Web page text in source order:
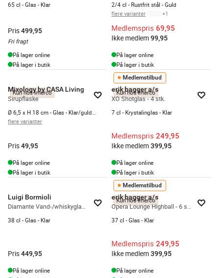
65 cl - Glas - Klar
Pris499,95
Fri fragt
På lager online
På lager i butik
2/4 cl - Rustfrit stål - Guld
flere varianter +1
Medlemspris 69,95
Ikke medlem 99,95
På lager online
På lager i butik
Kun hos Imerco
Mixology by CASA Living
Sirupflaske
flere varianter
Pris49,95
På lager online
På lager i butik
Kun hos Imerco
Medlemstilbud
erik bagger a/s
XO Shotglas - 4 stk.
7 cl - Krystalinglas - Klar
Medlemspris 249,95
Ikke medlem 399,95
På lager online
På lager i butik
Luigi Bormioli
Diamante Vand-/whiskyglas - 4 stk.
38 cl - Glas - Klar
Pris449,95
På lager online
Kun hos Imerco
Medlemstilbud
erik bagger a/s
Opera Lounge Highball - 6 stk.
37 cl - Glas - Klar
Medlemspris 249,95
Ikke medlem 399,95
På lager online